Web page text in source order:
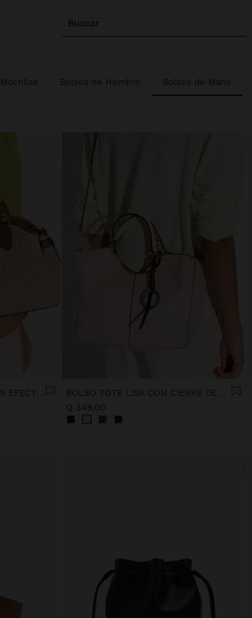
Buscar
Mochilas Bolsos de Hombro Bolsos de Mano
BOLSO TOTE OVALADO CON EFECTO RAFIA
BOLSO TOTE LISA CON CIERRE DE CREMALLERA
Q 349,00